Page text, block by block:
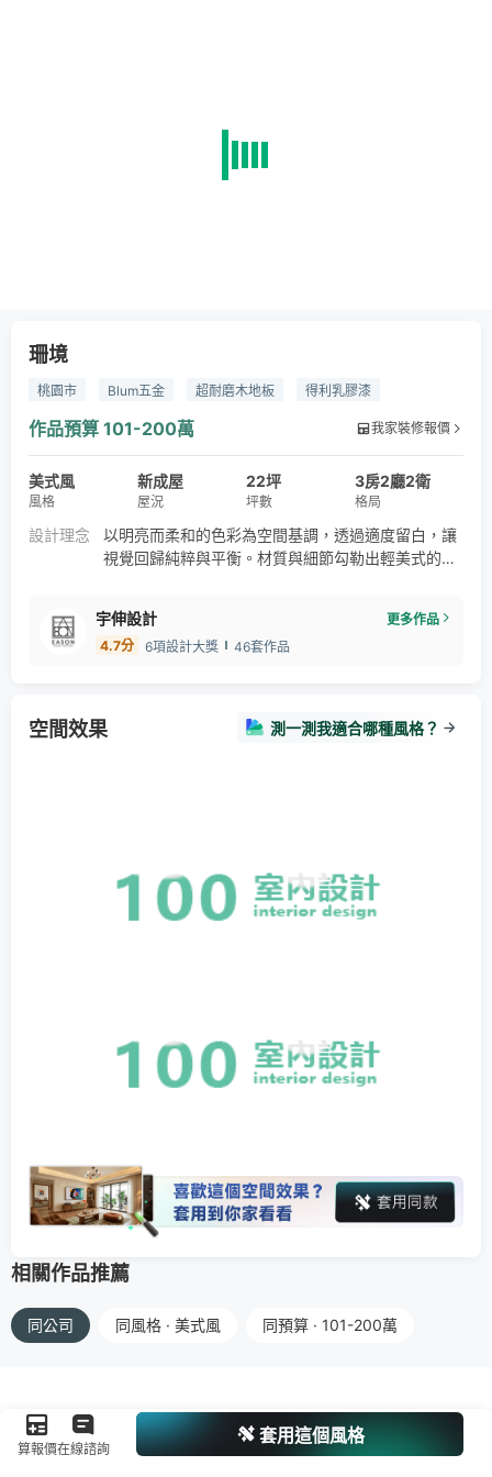
珊境
桃園市 Blum五金 超耐磨木地板 得利乳膠漆
作品預算 101-200萬 我家裝修報價
美式風
風格
新成屋
屋況
22坪
坪數
3房2廳2衛
格局
設計理念
以明亮而柔和的色彩為空間基調，透過適度留白，讓
視覺回歸純粹與平衡。材質與細節勾勒出輕美式的層
宇伸設計
更多作品
4.7分 6項設計大獎 46套作品
空間效果 測一測我適合哪種風格？
相關作品推薦
同公司 同風格 · 美式風 同預算 · 101-200萬
算報價在線諮詢
套用這個風格